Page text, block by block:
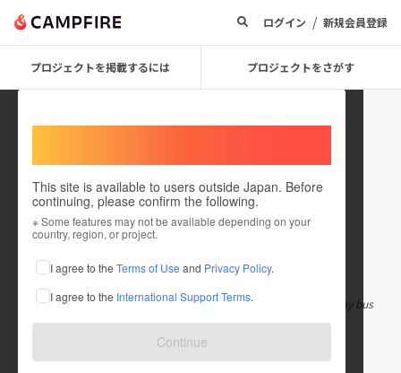
ログイン / 新規会員登録
プロジェクトを掲載するには プロジェクトをさがす
This site is available to users outside Japan. Before
continuing, please confirm the following.
※ Some features may not be available depending on your
country, region, or project.
I agree to the Terms of Use and Privacy Policy.
I agree to the International Support Terms.
Continue
Palletflow
在住国：日本
出身国：日本
Pallets Flow is a liquidation marketplace built to simplify the way bus
inesses source inve もっと見る